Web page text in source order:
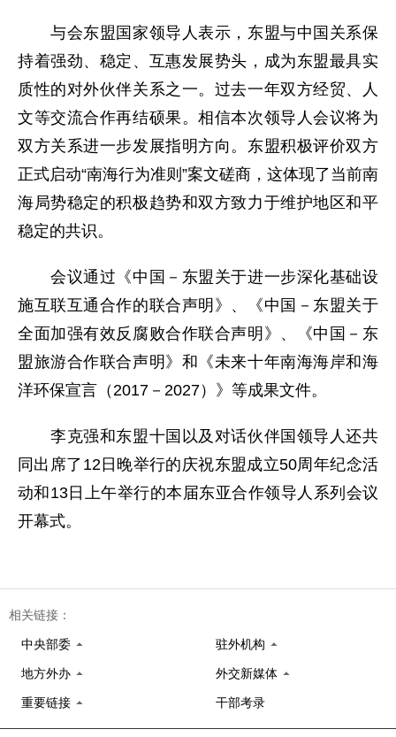
与会东盟国家领导人表示，东盟与中国关系保
持着强劲、稳定、互惠发展势头，成为东盟最具实
质性的对外伙伴关系之一。过去一年双方经贸、人
文等交流合作再结硕果。相信本次领导人会议将为
双方关系进一步发展指明方向。东盟积极评价双方
正式启动“南海行为准则”案文磋商，这体现了当前南
海局势稳定的积极趋势和双方致力于维护地区和平
稳定的共识。
会议通过《中国－东盟关于进一步深化基础设
施互联互通合作的联合声明》、《中国－东盟关于
全面加强有效反腐败合作联合声明》、《中国－东
盟旅游合作联合声明》和《未来十年南海海岸和海
洋环保宣言（2017－2027）》等成果文件。
李克强和东盟十国以及对话伙伴国领导人还共
同出席了12日晚举行的庆祝东盟成立50周年纪念活
动和13日上午举行的本届东亚合作领导人系列会议
开幕式。
相关链接：
中央部委 驻外机构
地方外办 外交新媒体
重要链接 干部考录